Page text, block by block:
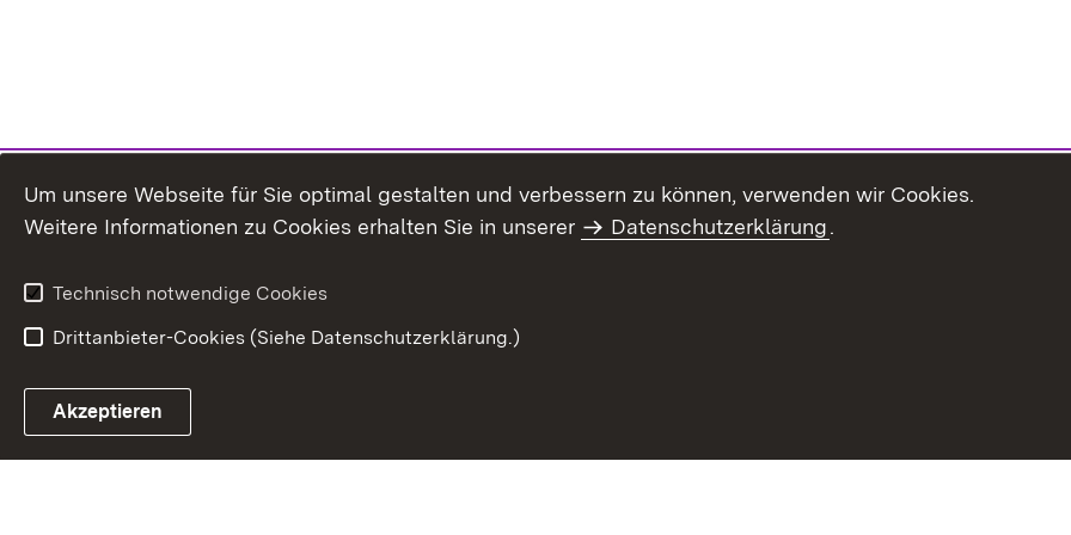
Um unsere Webseite für Sie optimal gestalten und verbessern zu können, verwenden wir Cookies.
Weitere Informationen zu Cookies erhalten Sie in unserer
Datenschutzerklärung.
Technisch notwendige Cookies
Drittanbieter-Cookies (Siehe Datenschutzerklärung.)
Akzeptieren